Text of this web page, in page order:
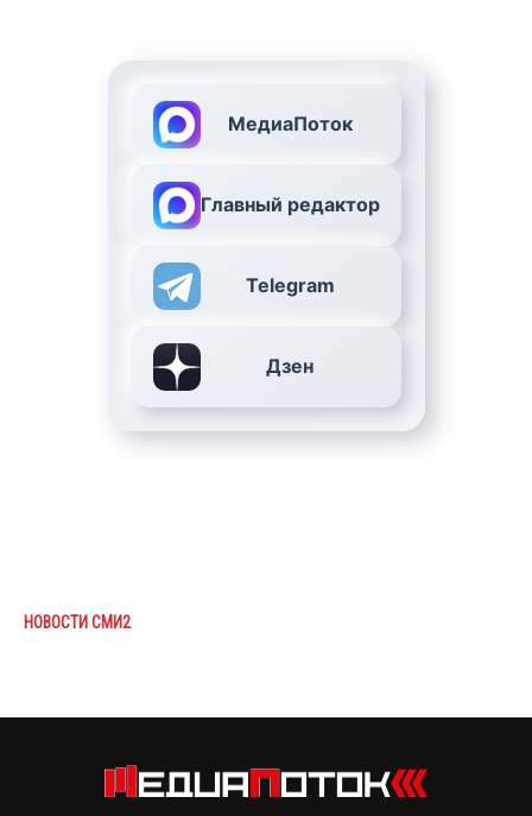
МедиаПоток
Главный редактор
Telegram
Дзен
НОВОСТИ СМИ2